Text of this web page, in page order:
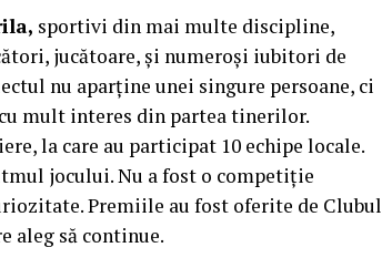
sportivi din mai multe discipline,
jucătoare, și numeroși iubitori de
nu aparține unei singure persoane, ci
mult interes din partea tinerilor.
la care au participat 10 echipe locale.
jocului. Nu a fost o competiție
Premiile au fost oferite de Clubul
aleg să continue.